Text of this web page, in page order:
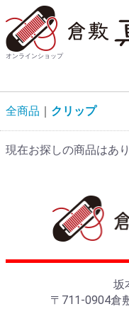
オンラインショップ
全商品 クリップ
現在お探しの商品はあり
坂
〒711-0904倉